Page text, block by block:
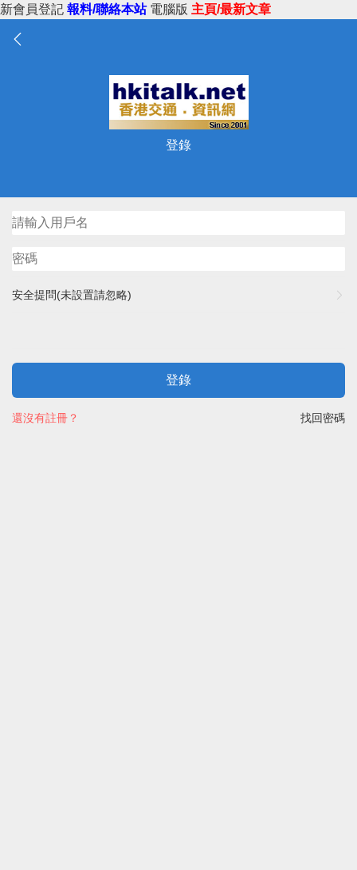
新會員登記 報料/聯絡本站 電腦版 主頁/最新文章
登錄
安全提問(未設置請忽略)
登錄
找回密碼
還沒有註冊？